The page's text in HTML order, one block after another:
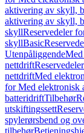
aktivering av skyll,
aktivering av skyll,
skyllReservedeler
skyllBasic
Utenpåliggende
nettdrift
nettdriftMed
for Med elektronisk
batteridriftTilbehør
utskiftingssett
spylerørsbend og
tilbehør